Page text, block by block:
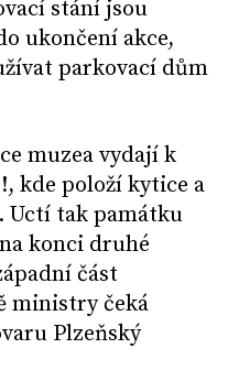
stání jsou
ukončení akce,
parkovací dům
muzea vydají k
kde položí kytice a
Uctí tak památku
konci druhé
část
ministry čeká
Plzeňský